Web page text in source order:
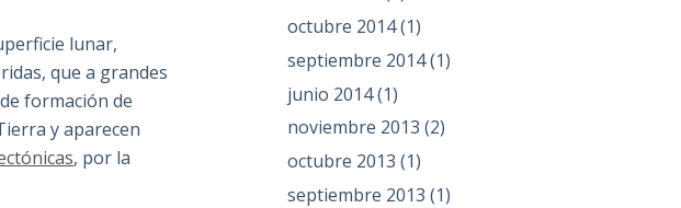
lunar,
que a grandes
formación de
y aparecen
, por la
octubre 2014(1)
septiembre 2014(1)
junio 2014(1)
noviembre 2013 (2)
octubre 2013 (1)
septiembre 2013 (1)